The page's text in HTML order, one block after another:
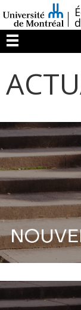
au
contenu
/
Menu